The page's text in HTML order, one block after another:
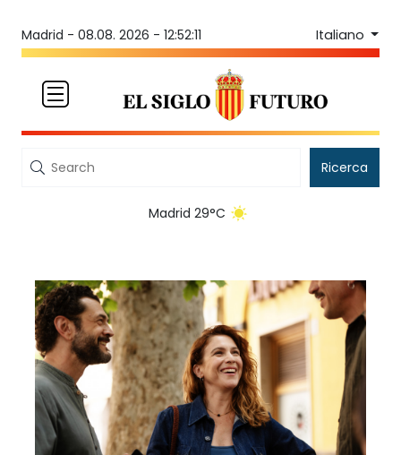
Madrid - 08.08. 2026 - 12:52:12 Italiano
Ricerca
Madrid 29°C